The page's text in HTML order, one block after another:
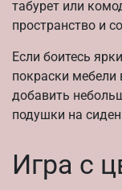
табурет или
пространство и
Если боитесь
покраски мебели
добавить
подушки на
Игра с